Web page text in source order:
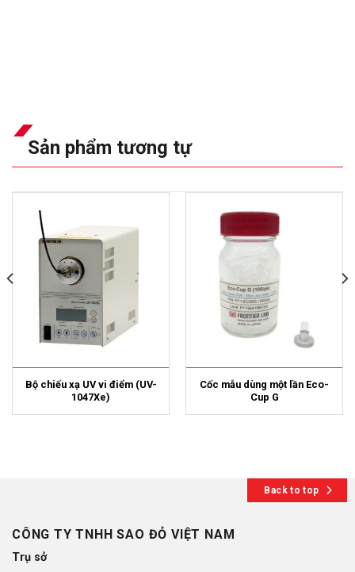
Sản phẩm tương tự
Bộ chiếu xạ UV vi điểm (UV-
1047Xe)
Cốc mẫu dùng một lần Eco-
Cup G
Back to top
CÔNG TY TNHH SAO ĐỎ VIỆT NAM
Trụ sở